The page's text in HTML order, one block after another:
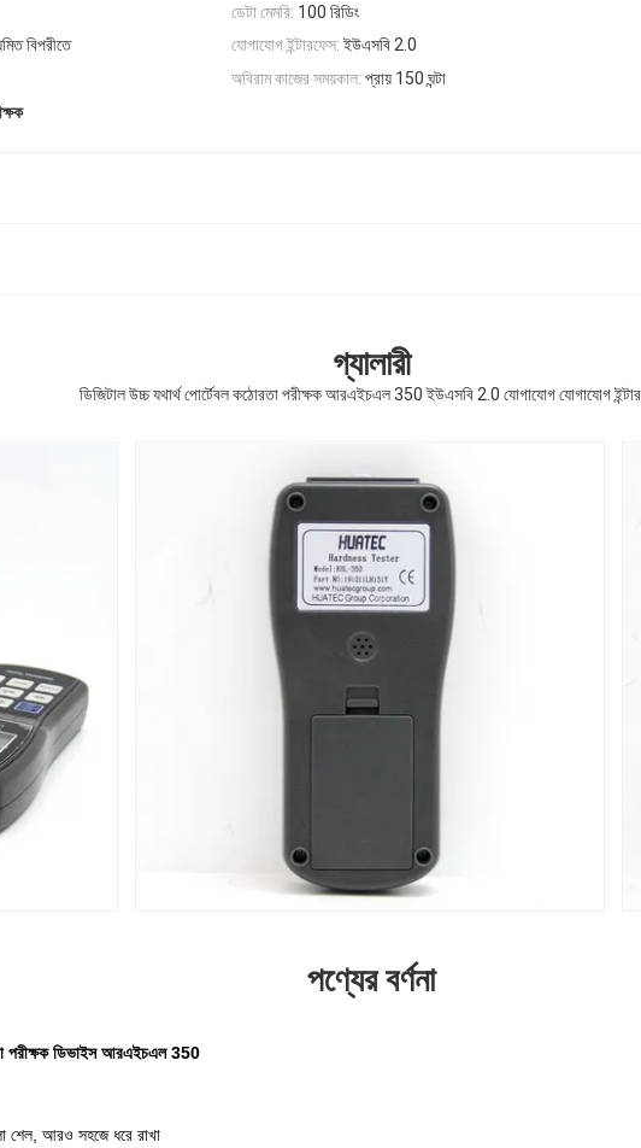
ডেটা মেমরি: 100 রিডিং
বিপরীতে যোগাযোগ ইন্টারফেস: ইউএসবি 2.0
অবিরাম কাজের সময়কাল: প্রায় 150 ঘন্টা
গ্যালারী
ডিজিটাল উচ্চ যথার্থ পোর্টেবল কঠোরতা পরীক্ষক আরএইচএল 350 ইউএসবি 2.0 যোগাযোগ যোগাযোগ
পণ্যের বর্ণনা
পরীক্ষক ডিভাইস আরএইচএল 350
শেল, আরও সহজে ধরে রাখা